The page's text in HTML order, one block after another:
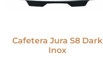
Cafetera Jura S8 Dark
Inox